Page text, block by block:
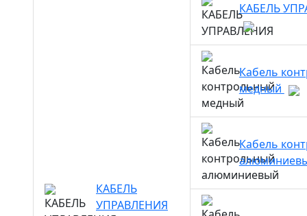
КАБЕЛЬ
УПРАВЛЕНИЯ
КАБЕЛЬ
Кабель
медный
Кабель